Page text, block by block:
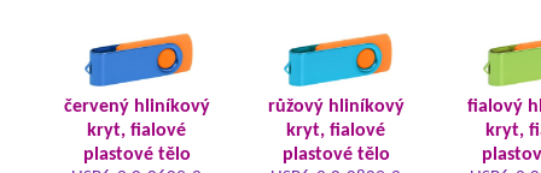
červený hliníkový
kryt, fialové
plastové tělo
růžový hliníkový
kryt, fialové
plastové tělo
fialový
kryt,